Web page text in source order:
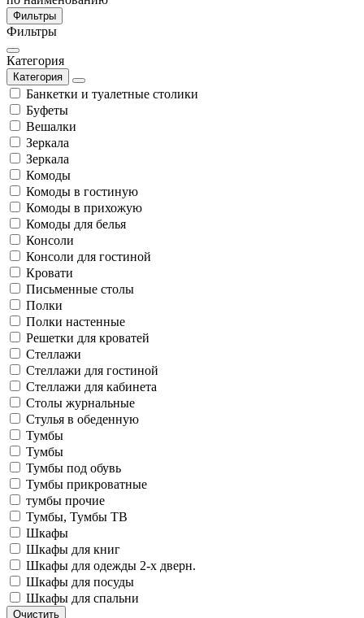
Фильтры
Фильтры
Категория
Категория
Банкетки и туалетные столики
Буфеты
Вешалки
Зеркала
Зеркала
Комоды
Комоды в гостиную
Комоды в прихожую
Комоды для белья
Консоли
Консоли для гостиной
Кровати
Письменные столы
Полки
Полки настенные
Решетки для кроватей
Стеллажи
Стеллажи для гостиной
Стеллажи для кабинета
Столы журнальные
Стулья в обеденную
Тумбы
Тумбы
Тумбы под обувь
Тумбы прикроватные
тумбы прочие
Тумбы, Тумбы ТВ
Шкафы
Шкафы для книг
Шкафы для одежды 2-х дверн.
Шкафы для посуды
Шкафы для спальни
Очистить